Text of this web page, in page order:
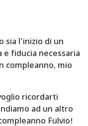
sia l’inizio di un
e fiducia necessaria
compleanno, mio
ricordarti
ad un altro
Fulvio!